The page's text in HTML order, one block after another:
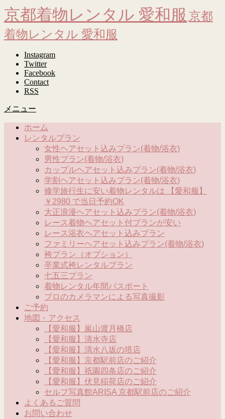
京都着物レンタル 愛和服 京都
着物レンタル 愛和服
Instagram
Twitter
Facebook
Contact
RSS
メニュー
ホーム
レンタルプラン
女性ヘアセット込みプラン(着物/浴衣)
男性プラン(着物/浴衣)
カップルヘアセット込みプラン(着物/浴衣)
学割ヘアセット込みプラン(着物/浴衣)
修学旅行生に安い着物レンタルは 【愛和服】
￥2980 で当日予約OK
大正浪漫ヘアセット込みプラン(着物/浴衣)
レース着物ヘアセット付プランが安い
レース浴衣ヘアセット込みプラン
ファミリーヘアセット込みプラン(着物/浴衣)
袴プラン（オプション）
卒業式袴レンタルプラン
七五三プラン
着物レンタル年間パスポート
プロのカメラマンによる写真撮影
ご予約
地図・アクセス
【愛和服】嵐山渡月橋店
【愛和服】清水寺店
【愛和服】清水八坂の塔店
【愛和服】京都駅前店のご紹介
【愛和服】祇園四条店のご紹介
【愛和服】伏見稲荷店のご紹介
セルフ写真館ARISA 京都駅前店のご紹介
よくあるご質問
お問い合わせ